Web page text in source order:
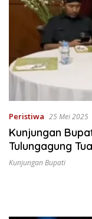
Peristiwa 25 Mei 2025
Kunjungan
Tulungagung
Kunjungan Bupati